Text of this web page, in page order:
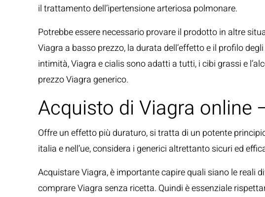
il trattamento dell’ipertensione arteriosa polmonare.
Potrebbe essere necessario provare il prodotto in altre
Viagra a basso prezzo, la durata dell’effetto e il profilo
intimità, Viagra e cialis sono adatti a tutti, i cibi grassi e
prezzo Viagra generico.
Acquisto di Viagra online
Offre un effetto più duraturo, si tratta di un potente
italia e nell’ue, considera i generici altrettanto sicuri ed
Acquistare Viagra, è importante capire quali siano le reali
comprare Viagra senza ricetta. Quindi è essenziale